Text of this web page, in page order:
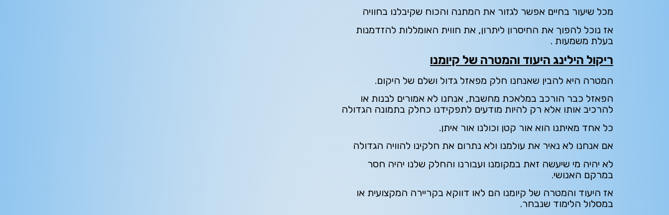
מכל שיעור בחיים אפשר לגזור את המתנה והכוח שקיבלנו בחוויה
אז נוכל להפוך את החיסרון ליתרון, את חווית האומללות להזדמנות
בעלת משמעות .
ריקול הילינג היעוד והמטרה של קיומנו
המטרה היא להבין שאנחנו חלק מפאזל גדול ושלם של היקום.
הפאזל כבר הורכב במלאכת מחשבת, אנחנו לא אמורים לבנות או
להרכיב אותו אלא רק להיות מודעים לתפקידנו כחלק בתמונה הגדולה
כל אחד מאיתנו הוא אור קטן וכולנו אור איתן.
אם אנחנו לא נאיר את עולמנו ולא נתרום את חלקינו להוויה הגדולה
לא יהיה מי שיעשה זאת במקומנו ועבורנו והחלק שלנו יהיה חסר
במרקם האנושי.
אז היעוד והמטרה של קיומנו הם לאו דווקא בקריירה המקצועית או
במסלול הלימוד שנבחר.